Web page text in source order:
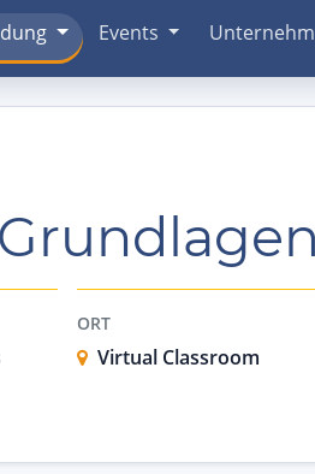
Events
ORT
Virtual Classroom